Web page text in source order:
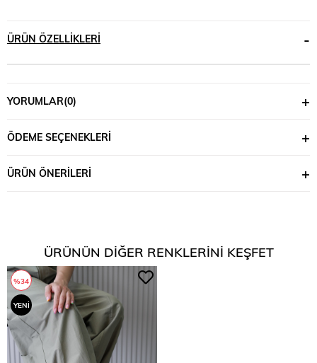
ÜRÜN ÖZELLIKLERI
YORUMLAR(0)
ÖDEME SEÇENEKLERI
ÜRÜN ÖNERILERI
ÜRÜNÜN DIĞER RENKLERINI KEŞFET
%34
YENI
ÜRÜN